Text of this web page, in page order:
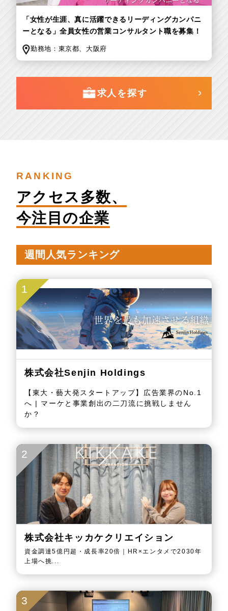
「女性が生涯、真に活躍できるリーディングカンパニ
ーとなる」全員女性の営業コンサルタント職を募集！
勤務地： 東京都、 大阪府
求人を探す
RANKING
アクセス多数、
今注目の企業
週間人気ランキング
1
株式会社Senjin Holdings
【東大・藝大発スタートアップ】広告業界のNo.1
へ | マーケと事業創出の二刀流に挑戦しません
か？
2
株式会社キッカケクリエイション
資金調達5億円超・成長率20倍｜HR×エンタメで2030年
上場へ挑...
3